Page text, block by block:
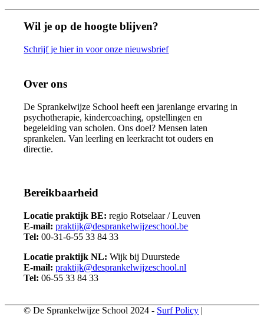
Wil je op de hoogte blijven?
Schrijf je hier in voor onze nieuwsbrief
Over ons
De Sprankelwijze School heeft een jarenlange ervaring in
psychotherapie, kindercoaching, opstellingen en
begeleiding van scholen. Ons doel? Mensen laten
sprankelen. Van leerling en leerkracht tot ouders en
directie.
Bereikbaarheid
Locatie praktijk BE: regio Rotselaar / Leuven
E-mail: praktijk@desprankelwijzeschool.be
Tel: 00-31-6-55 33 84 33
Locatie praktijk NL: Wijk bij Duurstede
E-mail: praktijk@desprankelwijzeschool.nl
Tel: 06-55 33 84 33
© De Sprankelwijze School 2024 - Surf Policy |